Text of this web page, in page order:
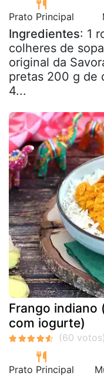
Prato Principal
Ingredientes: 1
colheres de
original da
pretas 200 g de
4...
Frango
com iogurte)
Prato Principal